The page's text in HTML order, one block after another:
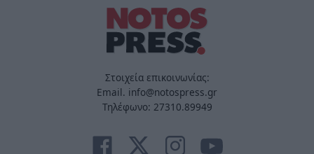
Στοιχεία επικοινωνίας:
Email. info@notospress.gr
Τηλέφωνο: 27310.89949